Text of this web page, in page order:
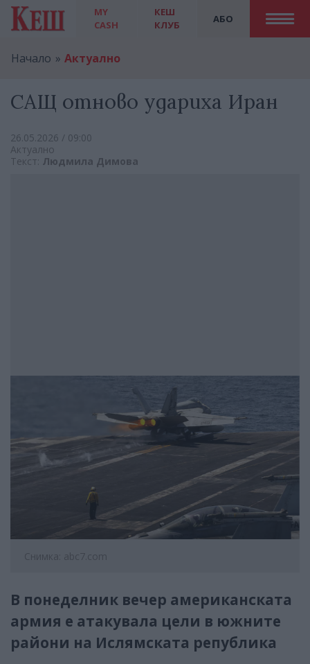
MY
CASH
АБО
КЕШ
КЛУБ
Начало Актуално
САЩ отново удариха Иран
26.05.2026 / 09:00
Актуално
Текст: Людмила Димова
Снимка: abc7.com
В понеделник вечер американската
армия е атакувала цели в южните
райони на Ислямската република